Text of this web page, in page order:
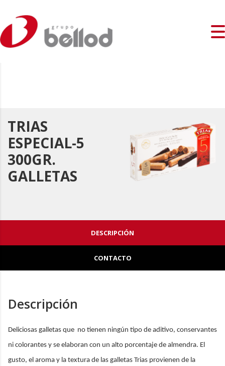
TRIAS
ESPECIAL-5
300GR.
GALLETAS
DESCRIPCIÓN
CONTACTO
Descripción
Deliciosas galletas que no tienen ningún tipo de aditivo, conservantes
ni colorantes y se elaboran con un alto porcentaje de almendra. El
gusto, el aroma y la textura de las galletas Trias provienen de la